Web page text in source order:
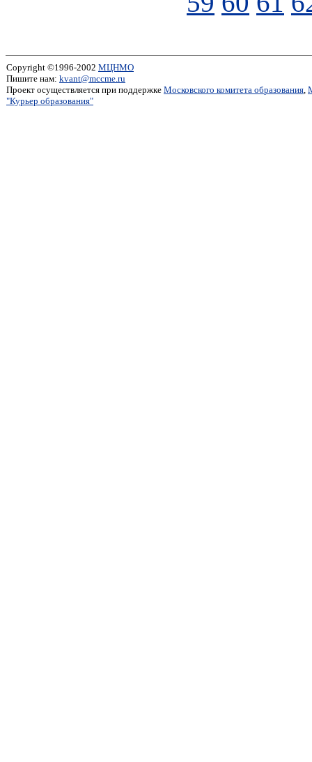
Copyright ©1996-2002 МЦНМО
Пишите нам: kvant@mccme.ru
Проект осуществляется при поддержке Московского комитета образования,
"Курьер образования"